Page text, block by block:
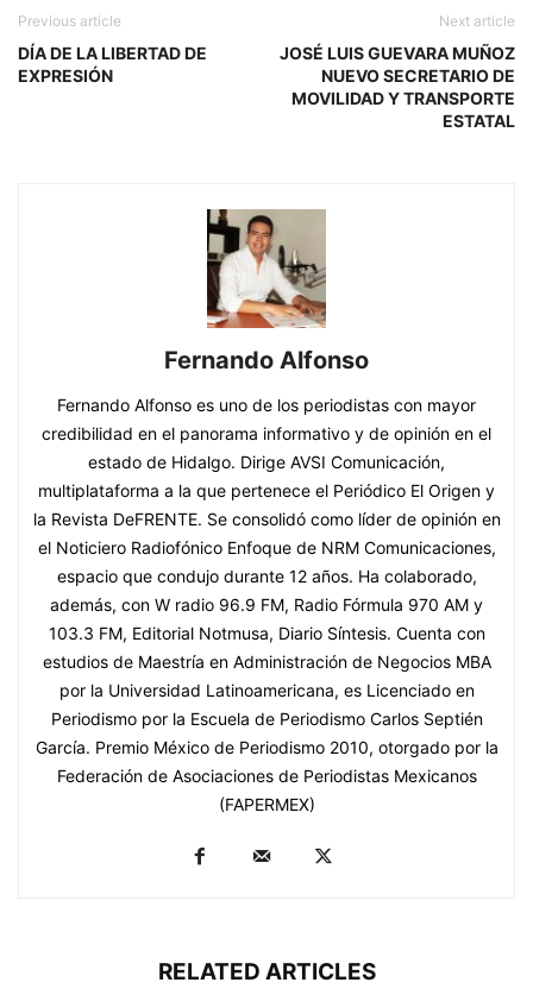
Previous article
DÍA DE LA LIBERTAD DE
EXPRESIÓN
Next article
JOSÉ LUIS GUEVARA MUÑOZ
NUEVO SECRETARIO DE
MOVILIDAD Y TRANSPORTE
ESTATAL
Fernando Alfonso
Fernando Alfonso es uno de los periodistas con mayor
credibilidad en el panorama informativo y de opinión en el
estado de Hidalgo. Dirige AVSI Comunicación,
multiplataforma a la que pertenece el Periódico El Origen y
la Revista DeFRENTE. Se consolidó como líder de opinión en
el Noticiero Radiofónico Enfoque de NRM Comunicaciones,
espacio que condujo durante 12 años. Ha colaborado,
además, con W radio 96.9 FM, Radio Fórmula 970 AM y
103.3 FM, Editorial Notmusa, Diario Síntesis. Cuenta con
estudios de Maestría en Administración de Negocios MBA
por la Universidad Latinoamericana, es Licenciado en
Periodismo por la Escuela de Periodismo Carlos Septién
García. Premio México de Periodismo 2010, otorgado por la
Federación de Asociaciones de Periodistas Mexicanos
(FAPERMEX)
RELATED ARTICLES